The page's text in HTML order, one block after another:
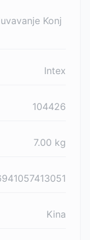
Konj
Intex
104426
7.00 kg
Kina